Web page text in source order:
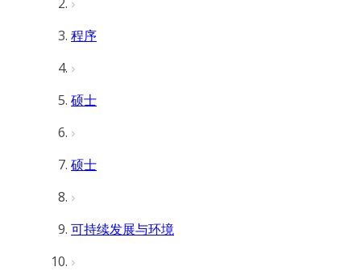
程序
硕士
硕士
可持续发展与环境